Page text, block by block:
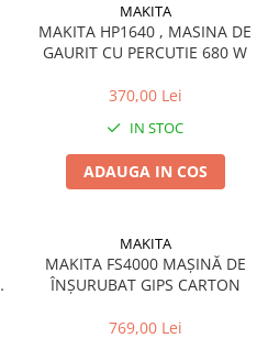
MAKITA
MAKITA HP1640 , MASINA DE
GAURIT CU PERCUTIE 680 W
370,00 Lei
IN STOC
ADAUGA IN COS
MAKITA
MAKITA FS4000 MAȘINĂ DE
ÎNȘURUBAT GIPS CARTON
769,00 Lei